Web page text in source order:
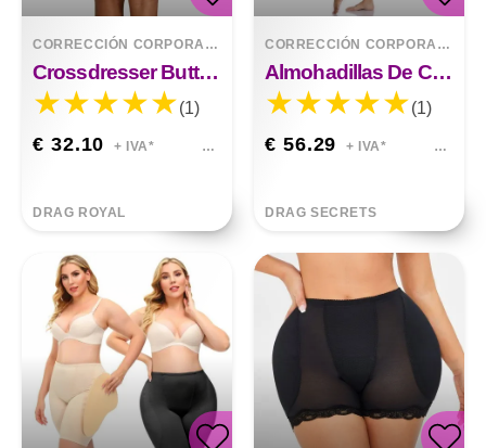
CORRECCIÓN CORPORAL RELLENOS
Crossdresser Butt Silicone Hip Thigh Up Pads Reutilizable Enhancers Buttocks Booster
(1)
€ 32.10 + IVA*
DRAG ROYAL
CORRECCIÓN CORPORAL
Almohadillas De Cadera Con Pantalones Hasta El Muslo Reutilizables A Tope
(1)
€ 56.29 + IVA*
DRAG SECRETS